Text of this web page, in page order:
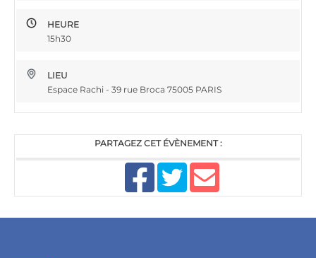
HEURE
15h30
LIEU
Espace Rachi - 39 rue Broca 75005 PARIS
PARTAGEZ CET ÉVÈNEMENT :